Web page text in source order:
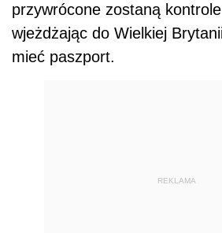
przywrócone zostaną
wjeżdżając do Wielkiej
mieć paszport.
REKLAMA